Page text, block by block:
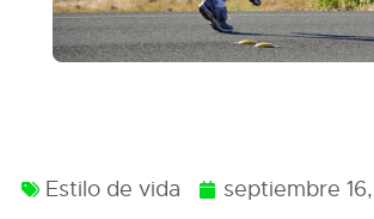
Estilo de vida septiembre